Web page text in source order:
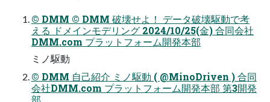
© DMM © DMM 破壊せよ！ データ破壊駆動で考
える ドメインモデリング 2024/10/25(金) 合同会社
DMM.com プラットフォーム開発本部
ミノ駆動
© DMM 自己紹介 ミノ駆動 ( @MinoDriven ) 合同
会社DMM.com プラットフォーム開発本部 第3開発
部